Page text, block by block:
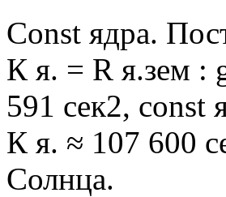
Сonst ядра.
К я. = R я.зем :
591 сек2, const
К я. ≈ 107 600
Солнца.